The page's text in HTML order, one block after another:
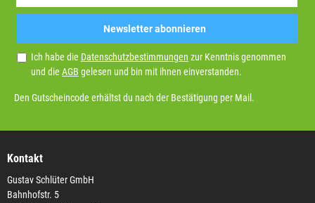
Newsletter abonnieren
Ich habe die Datenschutzbestimmungen zur Kenntnis genommen
und die AGB gelesen und bin mit ihnen einverstanden.
Den Gutscheincode erhältst du nach der Bestätigung per Mail.
Kontakt
Gustav Schlüter GmbH
Bahnhofstr. 5